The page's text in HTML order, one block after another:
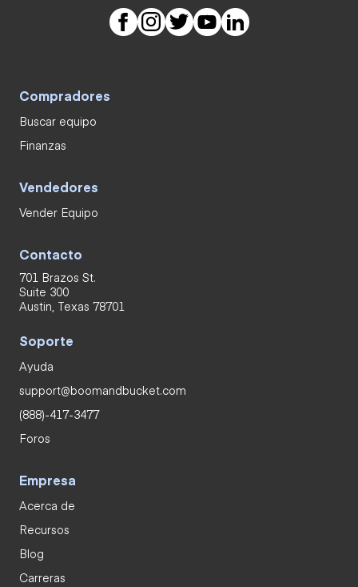
Compradores
Buscar equipo
Finanzas
Vendedores
Vender Equipo
Contacto
701 Brazos St.
Suite 300
Austin, Texas 78701
Soporte
Ayuda
support@boomandbucket.com
(888)-417-3477
Foros
Empresa
Acerca de
Recursos
Blog
Carreras